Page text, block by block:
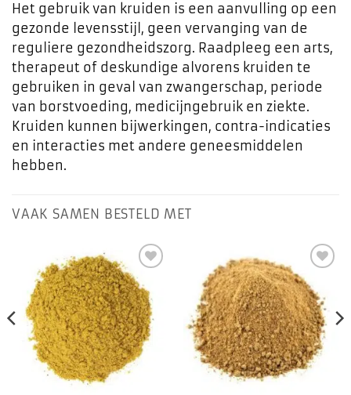
Het gebruik van kruiden is een aanvulling op een
gezonde levensstijl, geen vervanging van de
reguliere gezondheidszorg. Raadpleeg een arts,
therapeut of deskundige alvorens kruiden te
gebruiken in geval van zwangerschap, periode
van borstvoeding, medicijngebruik en ziekte.
Kruiden kunnen bijwerkingen, contra-indicaties
en interacties met andere geneesmiddelen
hebben.
VAAK SAMEN BESTELD MET
Toevoegen
aan
favorieten
Toevoegen
aan
favorieten